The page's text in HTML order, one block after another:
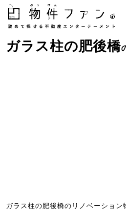
ガラス柱の肥後橋
ガラス柱の肥後橋のリノベーション